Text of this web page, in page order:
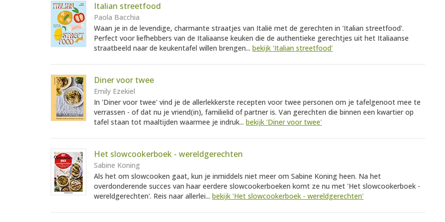
Italian streetfood
Paola Bacchia
Waan je in de levendige, charmante straatjes van Italië met de gerechten in 'Italian streetfood'.
Perfect voor liefhebbers van de Italiaanse keuken die de authentieke gerechtjes uit het Italiaanse
straatbeeld naar de keukentafel willen brengen... bekijk 'Italian streetfood'
Diner voor twee
Emily Ezekiel
In 'Diner voor twee' vind je de allerlekkerste recepten voor twee personen om je tafelgenoot mee te
verrassen - of dat nu je vriend(in), familielid of partner is. Van gerechten die binnen een kwartier op
tafel staan tot maaltijden waarmee je indruk... bekijk 'Diner voor twee'
Het slowcookerboek - wereldgerechten
Sabine Koning
Als het om slowcooken gaat, kun je inmiddels niet meer om Sabine Koning heen. Na het
overdonderende succes van haar eerdere slowcookerboeken komt ze nu met 'Het slowcookerboek -
wereldgerechten'. Reis naar allerlei... bekijk 'Het slowcookerboek - wereldgerechten'